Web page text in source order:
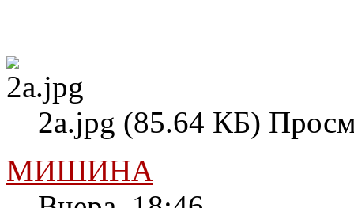
2а.jpg (85.64 КБ)
МИШИНА